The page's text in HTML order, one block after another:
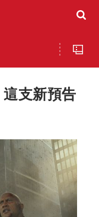
這支新預告